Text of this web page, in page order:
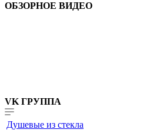
ОБЗОРНОЕ ВИДЕО
VK ГРУППА
Душевые из стекла